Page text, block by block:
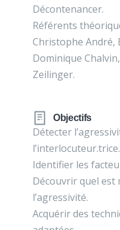
Décontenancer.
Référents
Christophe André,
Dominique
Zeilinger.
Objectifs
Détecter
l’interlocuteur.trice.
Identifier les
Découvrir quel est
l’agressivité.
Acquérir des